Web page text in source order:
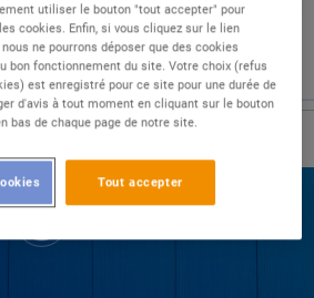
utiliser le bouton "tout accepter" pour
cookies. Enfin, si vous cliquez sur le lien
ne pourrons déposer que des cookies
bon fonctionnement du site. Votre choix (refus
est enregistré pour ce site pour une durée de
d'avis à tout moment en cliquant sur le bouton
bas de chaque page de notre site.
Tout accepter